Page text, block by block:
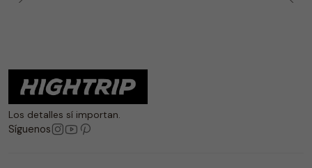
Los detalles sí importan.
Síguenos